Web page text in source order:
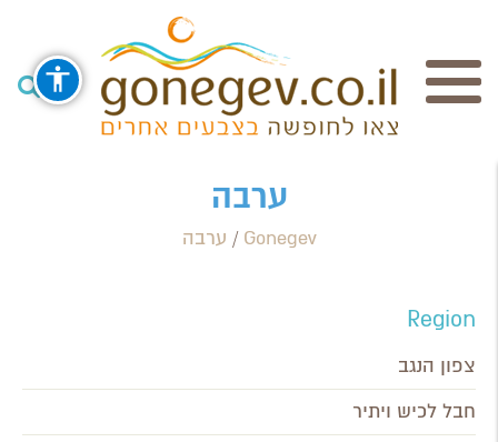
חיפוש
Search Category / Business
Region / Settlement
ערבה
Gonegev
/ ערבה
Region
צפון הנגב
חבל לכיש ויתיר